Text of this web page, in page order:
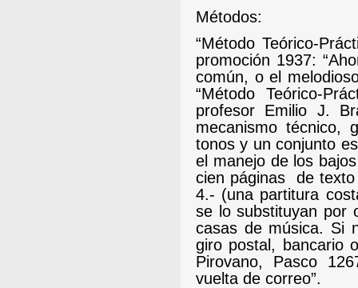
Métodos:
“Método Teórico-
promoción 1937:
común, o el
“Método Teórico-
profesor Emilio J.
mecanismo técnico,
tonos y un conjunto
el manejo de los
cien páginas
de
4.- (una partitura
se lo substituyan por
casas de música. Si
giro postal, bancario
Pirovano, Pasco
vuelta de correo”.